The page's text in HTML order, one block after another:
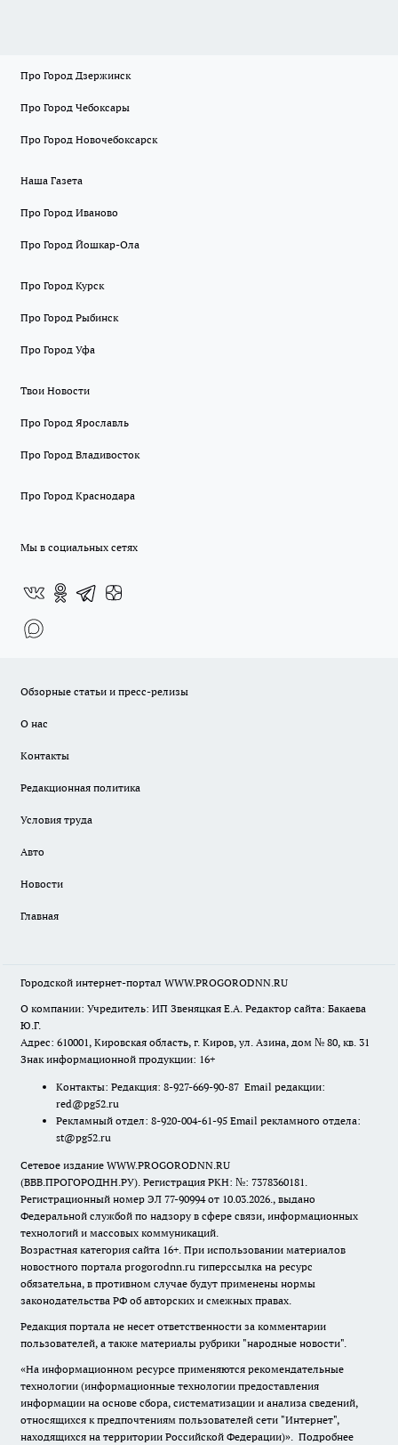
Про Город Дзержинск
Про Город Чебоксары
Про Город Новочебоксарск
Наша Газета
Про Город Иваново
Про Город Йошкар-Ола
Про Город Курск
Про Город Рыбинск
Про Город Уфа
Твои Новости
Про Город Ярославль
Про Город Владивосток
Про Город Краснодара
Мы в социальных сетях
Обзорные статьи и пресс-релизы
О нас
Контакты
Редакционная политика
Условия труда
Авто
Новости
Главная
Городской интернет-портал WWW.PROGORODNN.RU
О компании: Учредитель: ИП Звеняцкая Е.А. Редактор сайта: Бакаева
Ю.Г.
Адрес: 610001, Кировская область, г. Киров, ул. Азина, дом № 80, кв. 31
Знак информационной продукции: 16+
Контакты: Редакция: 8-927-669-90-87 Email редакции:
red@pg52.ru
Рекламный отдел: 8-920-004-61-95 Email рекламного отдела:
st@pg52.ru
Сетевое издание WWW.PROGORODNN.RU
(ВВВ.ПРОГОРОДНН.РУ). Регистрация РКН: №: 7378360181.
Регистрационный номер ЭЛ 77-90994 от 10.03.2026., выдано
Федеральной службой по надзору в сфере связи, информационных
технологий и массовых коммуникаций.
Возрастная категория сайта 16+. При использовании материалов
новостного портала progorodnn.ru гиперссылка на ресурс
обязательна, в противном случае будут применены нормы
законодательства РФ об авторских и смежных правах.
Редакция портала не несет ответственности за комментарии
пользователей, а также материалы рубрики "народные новости".
«На информационном ресурсе применяются рекомендательные
технологии (информационные технологии предоставления
информации на основе сбора, систематизации и анализа сведений,
относящихся к предпочтениям пользователей сети "Интернет",
находящихся на территории Российской Федерации)». Подробнее